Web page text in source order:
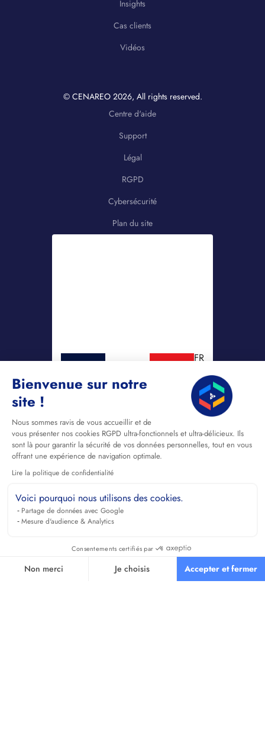
Bienvenue sur notre
site !
Nous sommes ravis de vous accueillir et de
vous présenter nos cookies RGPD ultra-fonctionnels et ultra-délicieux. Ils
sont là pour garantir la sécurité de vos données personnelles, tout en vous
offrant une expérience de navigation optimale.
Lire la politique de confidentialité
Voici pourquoi nous utilisons des cookies.
Partage de données avec Google
Mesure d'audience & Analytics
Consentements certifiés par
Non merci Je choisis Accepter et fermer
Insights
Cas clients
Vidéos
© CENAREO 2026, All rights reserved.
Centre d'aide
Support
Légal
RGPD
Cybersécurité
Plan du site
FR